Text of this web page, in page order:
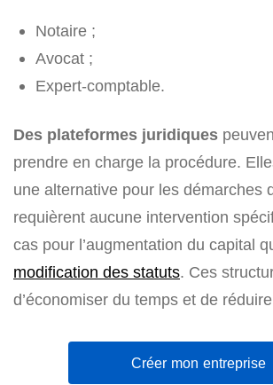
Notaire ;
Avocat ;
Expert-comptable.
Des plateformes juridiques
prendre en charge la procédure.
une alternative pour les démarches
requièrent aucune intervention
cas pour l’augmentation du capital
modification des statuts. Ces
d’économiser du temps et de
Créer mon entreprise